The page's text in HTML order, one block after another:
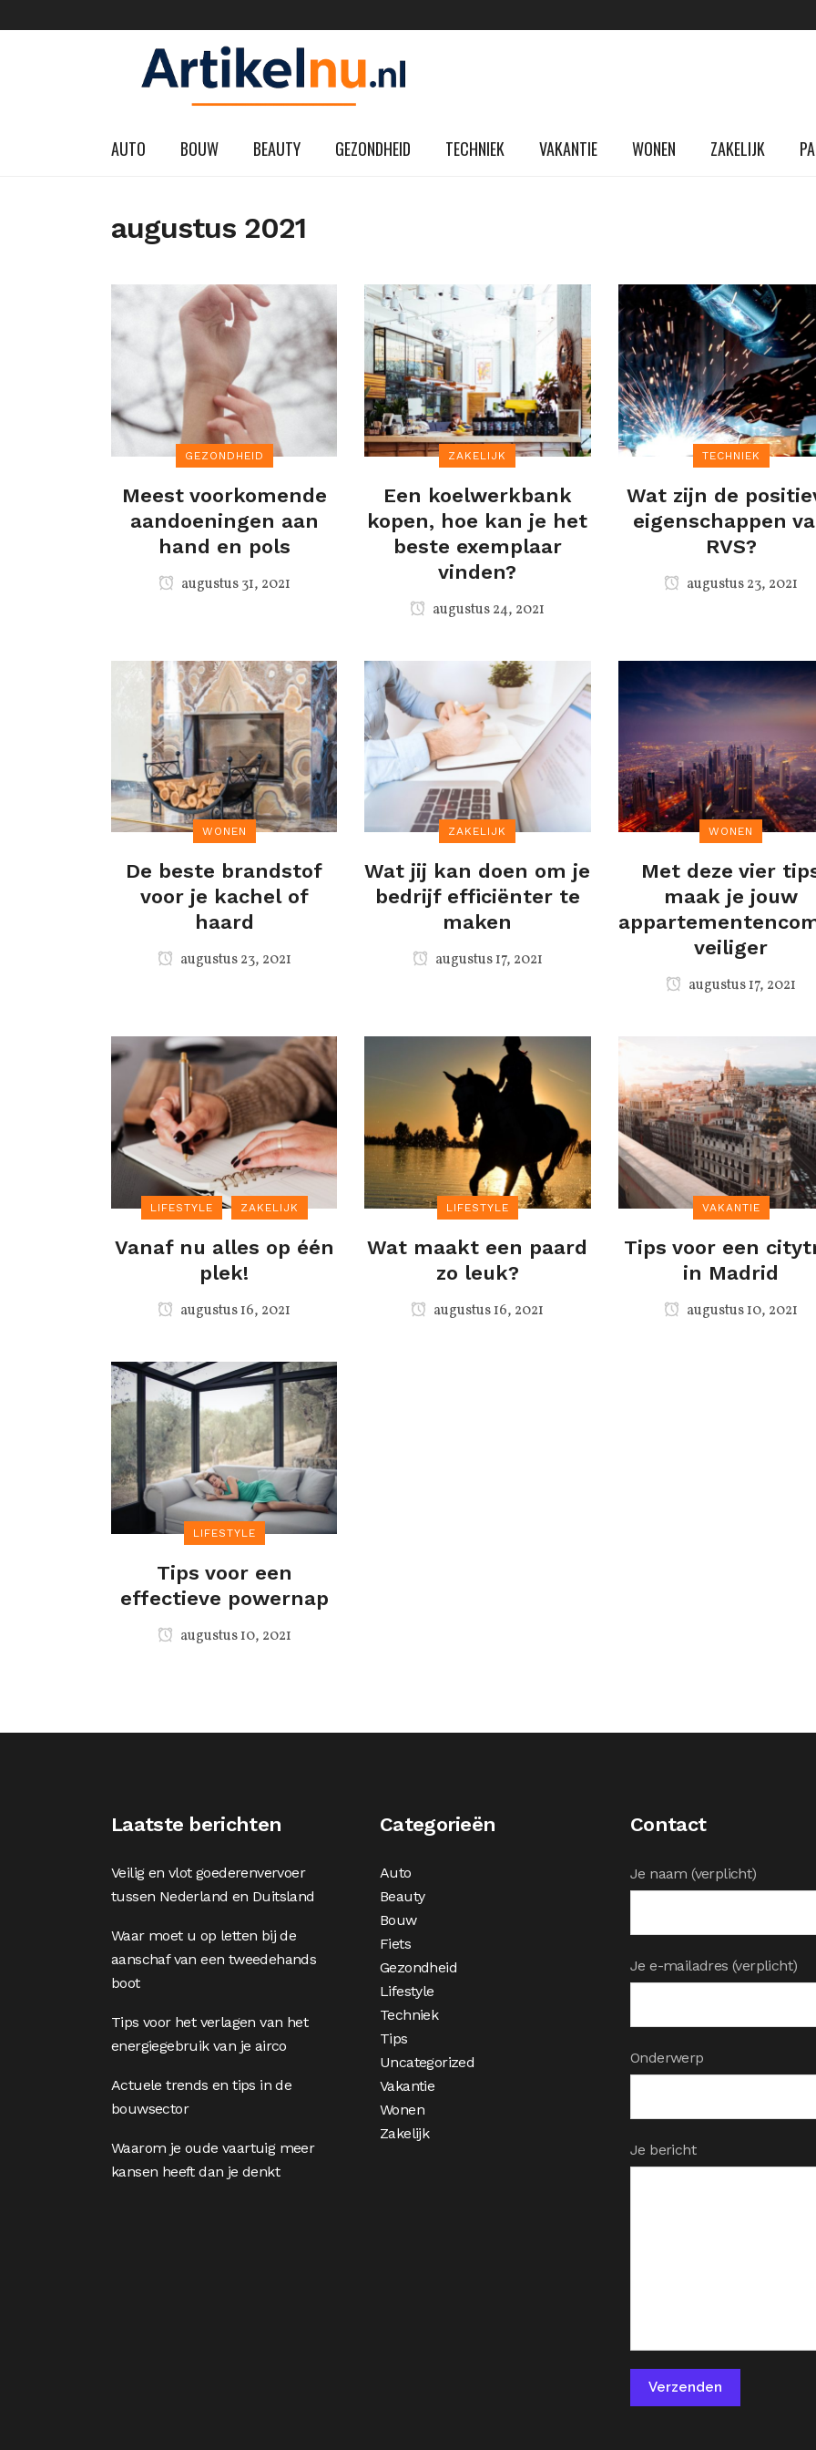
AUTO BOUW BEAUTY GEZONDHEID TECHNIEK VAKANTIE WONEN ZAKELIJK
augustus 2021
GEZONDHEID
Meest voorkomende
aandoeningen aan
hand en pols
augustus 31, 2021
ZAKELIJK
Een koelwerkbank
kopen, hoe kan je het
beste exemplaar
vinden?
augustus 24, 2021
TECHNIEK
Wat zijn de
eigenschappen
RVS?
augustus 23, 2021
WONEN
De beste brandstof
voor je kachel of
haard
augustus 23, 2021
ZAKELIJK
Wat jij kan doen om je
bedrijf efficiënter te
maken
augustus 17, 2021
WONEN
Met deze vier
maak je jouw
veiliger
augustus 17, 2021
LIFESTYLE ZAKELIJK
Vanaf nu alles op één
plek!
augustus 16, 2021
LIFESTYLE
Wat maakt een paard
zo leuk?
augustus 16, 2021
VAKANTIE
Tips voor een
in Madrid
augustus 10, 2021
LIFESTYLE
Tips voor een
effectieve powernap
augustus 10, 2021
Laatste berichten
Veilig en vlot goederenvervoer
tussen Nederland en Duitsland
Waar moet u op letten bij de
aanschaf van een tweedehands
boot
Tips voor het verlagen van het
energiegebruik van je airco
Actuele trends en tips in de
bouwsector
Waarom je oude vaartuig meer
kansen heeft dan je denkt
Categorieën
Auto
Beauty
Bouw
Fiets
Gezondheid
Lifestyle
Techniek
Tips
Uncategorized
Vakantie
Wonen
Zakelijk
Contact
Je naam (verplicht)
Je e-mailadres (verplicht)
Onderwerp
Je bericht